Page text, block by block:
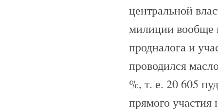
центральной
милиции вообще
продналога и
проводился
%, т. е. 20 605
прямого